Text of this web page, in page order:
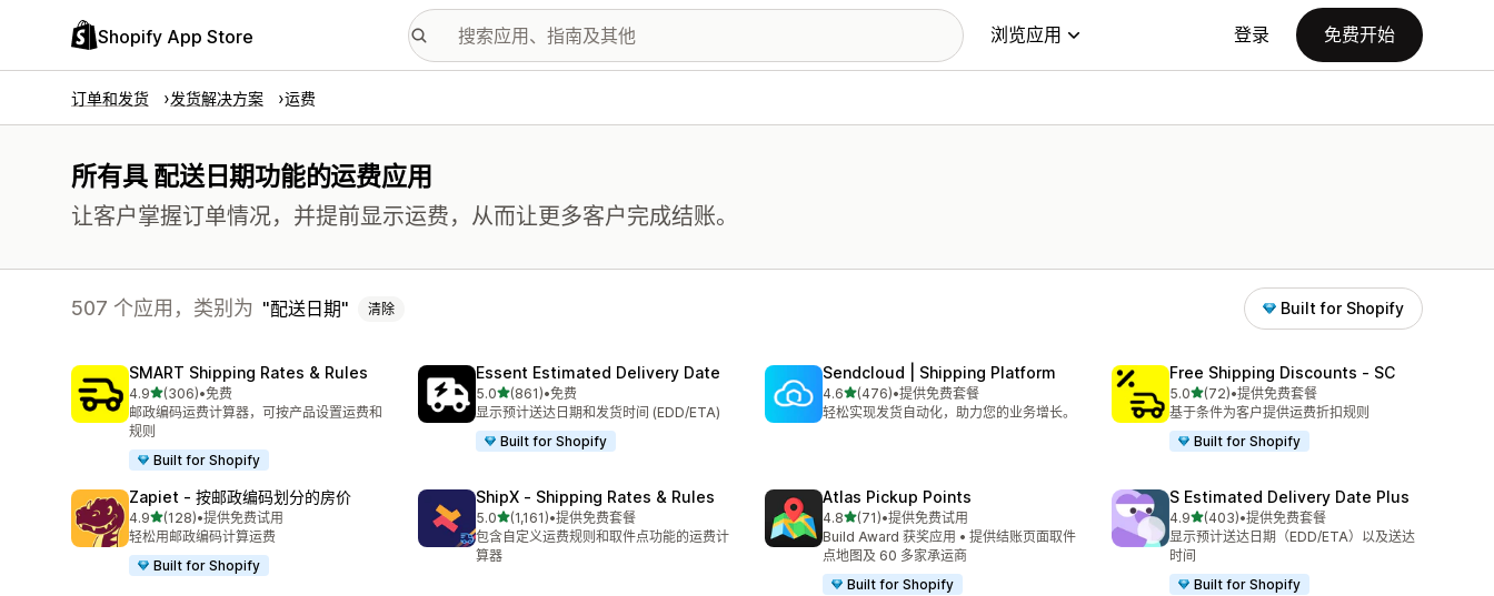
Shopify App Store 浏览应用 登录 免费开始
订单和发货 发货解决方案 运费
所有具 配送日期功能的运费应用
让客户掌握订单情况，并提前显示运费，从而让更多客户完成结账。
507 个应用，类别为 配送日期 清除 Built for Shopify
SMART Shipping Rates & Rules
4.9星（满分 5 星）
(306)
总共 306 条评论
•免费
邮政编码运费计算器，可按产品设置运费和
规则
Built for Shopify
Essent Estimated Delivery Date
5.0星（满分 5 星）
(861)
总共 861 条评论
•免费
显示预计送达日期和发货时间 (EDD/ETA)
Built for Shopify
Sendcloud | Shipping Platform
4.6星（满分 5 星）
(476)
总共 476 条评论
•提供免费套餐
轻松实现发货自动化，助力您的业务增长。
Free Shipping Discounts ‑ SC
5.0星（满分 5 星）
(72)
总共 72 条评论
•提供免费套餐
基于条件为客户提供运费折扣规则
Built for Shopify
Zapiet ‑ 按邮政编码划分的房价
4.9星（满分 5 星）
(128)
总共 128 条评论
•提供免费试用
轻松用邮政编码计算运费
Built for Shopify
ShipX ‑ Shipping Rates & Rules
5.0星（满分 5 星）
(1,161)
总共 1161 条评论
•提供免费套餐
包含自定义运费规则和取件点功能的运费计
算器
Atlas Pickup Points
4.8星（满分 5 星）
(71)
总共 71 条评论
•提供免费试用
Build Award 获奖应用 • 提供结账页面取件
点地图及 60 多家承运商
Built for Shopify
S Estimated Delivery Date Plus
4.9星（满分 5 星）
(403)
总共 403 条评论
•提供免费套餐
显示预计送达日期（EDD/ETA）以及送达
时间
Built for Shopify